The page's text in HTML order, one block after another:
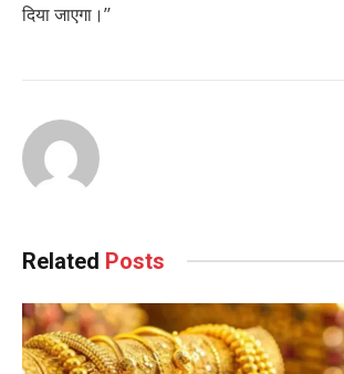
दिया जाएगा।’’
Related Posts